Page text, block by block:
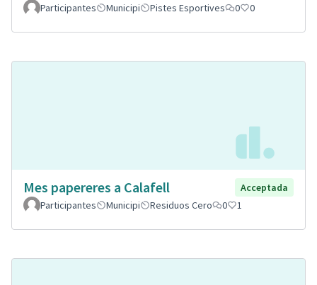
Participantes Municipi Pistes Esportives 0 0
Mes papereres a Calafell
Acceptada
Participantes
Municipi Residuos Cero 0 1